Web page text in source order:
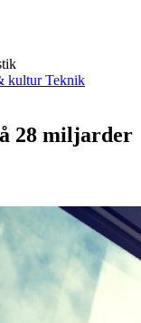
kulturTeknik
28 miljarder